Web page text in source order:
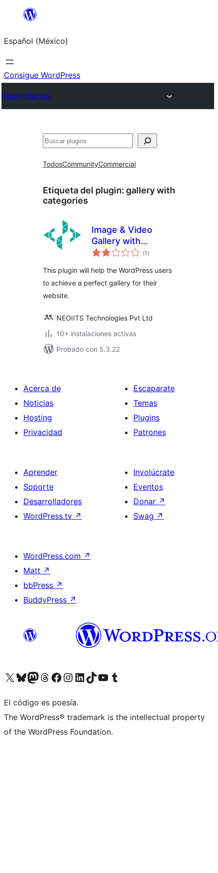
Saltar
contenido
Español (México)
Consigue WordPress
Plugin Directory
Buscar
TodosCommunityCommercial
Etiqueta del plugin: gallery with
categories
Image & Video
Gallery with
categories
(1 total
de
)
This plugin will help the WordPress users
to achieve a perfect gallery for their
website.
NEOIITS Technologies Pvt Ltd
10+ instalaciones activas
Probado con 5.3.22
Acerca de
Noticias
Hosting
Privacidad
Escaparate
Temas
Plugins
Patrones
Aprender
Soporte
Desarrolladores
WordPress.tv ↗
Involúcrate
Eventos
Donar ↗
Swag ↗
WordPress.com ↗
Matt ↗
bbPress ↗
BuddyPress ↗
Visita nuestra cuenta de X (anteriormente Twitter)
Visita nuestra cuenta de Bluesky
Visita nuestra cuenta de Mastodon
Visita nuestra cuenta de Threads
Visita nuestra página de Facebook
Visita nuestra cuenta de Instagram
Visita nuestra cuenta de LinkedIn
Visita nuestra cuenta de TikTok
Visita nuestro canal de YouTube
Visita nuestra cuenta de Tumblr
El código es poesía.
The WordPress® trademark is the intellectual property
of the WordPress Foundation.